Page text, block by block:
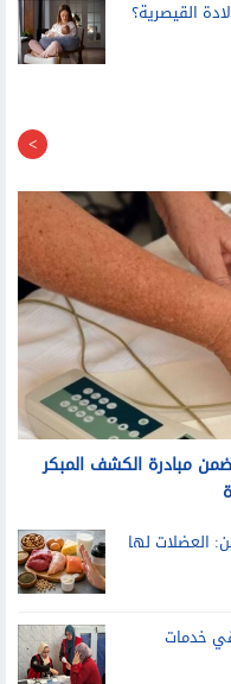
القيصرية؟
ملايين طفل ضمن مبادرة الكشف المبكر
العضلات لها
لتلقي خدمات